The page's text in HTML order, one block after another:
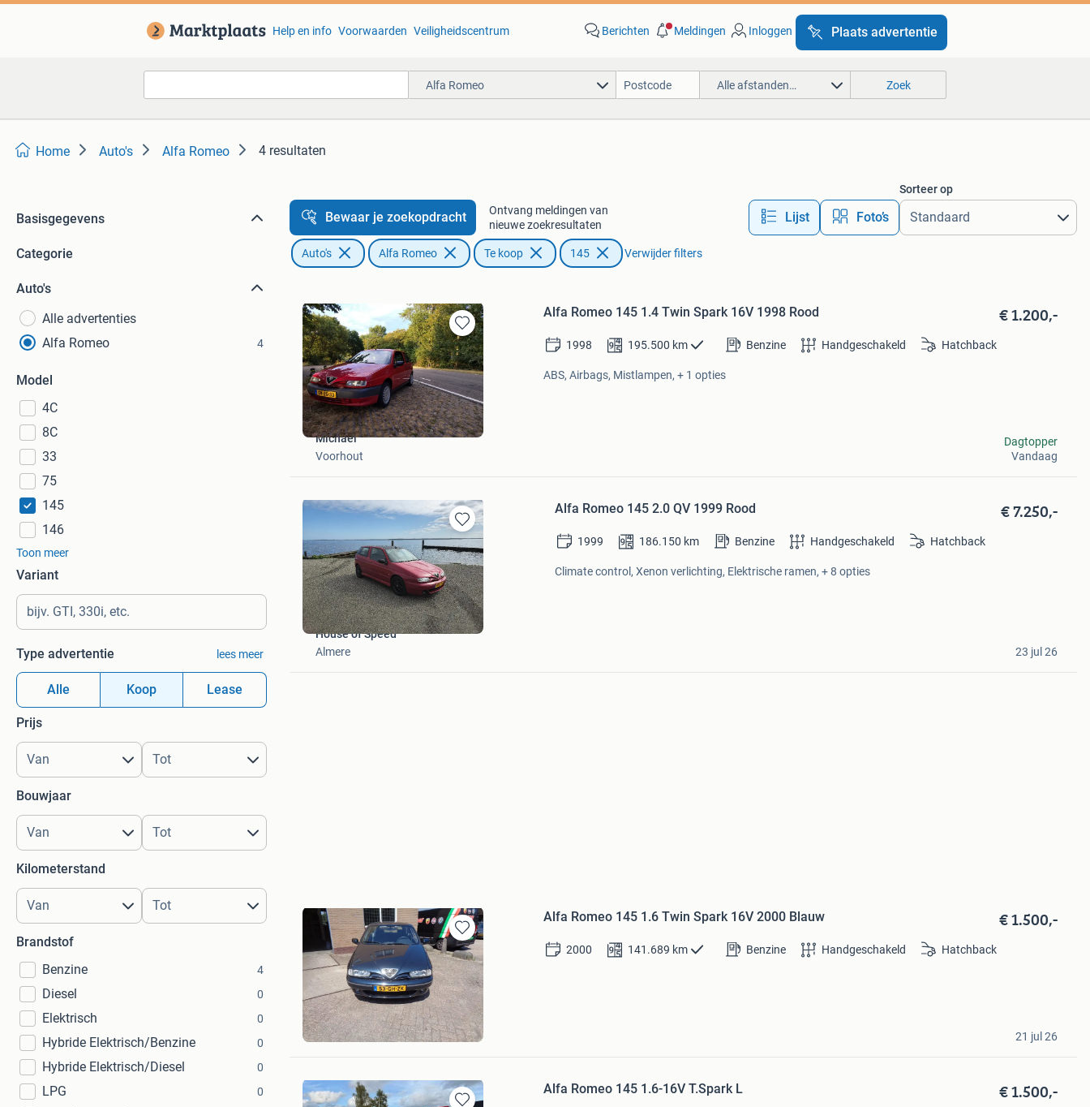
Help en info Voorwaarden Veiligheidscentrum Berichten Meldingen Inloggen Plaats advertentie
Alfa Romeo Alle afstanden… Zoek
Home Auto's Alfa Romeo 4 resultaten
Basisgegevens
Categorie
Auto's
Alle advertenties
Alfa Romeo
4
Model
4C
8C
33
75
145
146
Toon meer
Variant
Type advertentie lees meer
Alle Koop Lease
Prijs
Bouwjaar
Kilometerstand
Brandstof
Benzine
4
Diesel 0
Elektrisch 0
Hybride Elektrisch/Benzine 0
Hybride Elektrisch/Diesel 0
LPG 0
Bewaar je zoekopdracht
Ontvang meldingen van
nieuwe zoekresultaten
Lijst Foto’s
Sorteer op
Auto's Alfa Romeo Te koop 145 Verwijder filters
Bewaren
in
Mijn
Favorieten
Alfa Romeo 145 1.4 Twin Spark 16V 1998 Rood € 1.200,-
1998 195.500 km Benzine Handgeschakeld Hatchback
ABS, Airbags, Mistlampen, + 1 opties
Michael
Voorhout
Dagtopper
Vandaag
Bewaren
in
Mijn
Favorieten
Alfa Romeo 145 2.0 QV 1999 Rood € 7.250,-
1999 186.150 km Benzine Handgeschakeld Hatchback
Climate control, Xenon verlichting, Elektrische ramen, + 8 opties
House of Speed
Almere
23 jul 26
Bewaren
in
Mijn
Favorieten
Alfa Romeo 145 1.6 Twin Spark 16V 2000 Blauw € 1.500,-
2000 141.689 km Benzine Handgeschakeld Hatchback
Baas de Meern
De Meern
21 jul 26
Alfa Romeo 145 1.6-16V T.Spark L € 1.500,-